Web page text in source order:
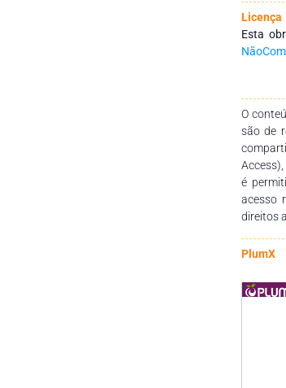
dessa
melhor
Licença
Esta
O
são de
é
acesso
direitos
PlumX